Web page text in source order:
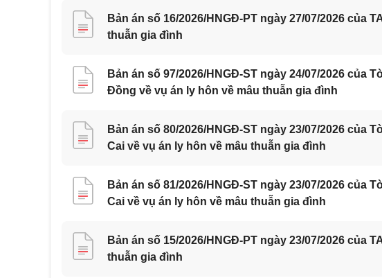
Bản án số 16/2026/HNGĐ-PT ngày 27/07/2026 của
thuẫn gia đình
Bản án số 97/2026/HNGĐ-ST ngày 24/07/2026 của
Đồng về vụ án ly hôn về mâu thuẫn gia đình
Bản án số 80/2026/HNGĐ-ST ngày 23/07/2026 của
Cai về vụ án ly hôn về mâu thuẫn gia đình
Bản án số 81/2026/HNGĐ-ST ngày 23/07/2026 của
Cai về vụ án ly hôn về mâu thuẫn gia đình
Bản án số 15/2026/HNGĐ-PT ngày 23/07/2026 của
thuẫn gia đình